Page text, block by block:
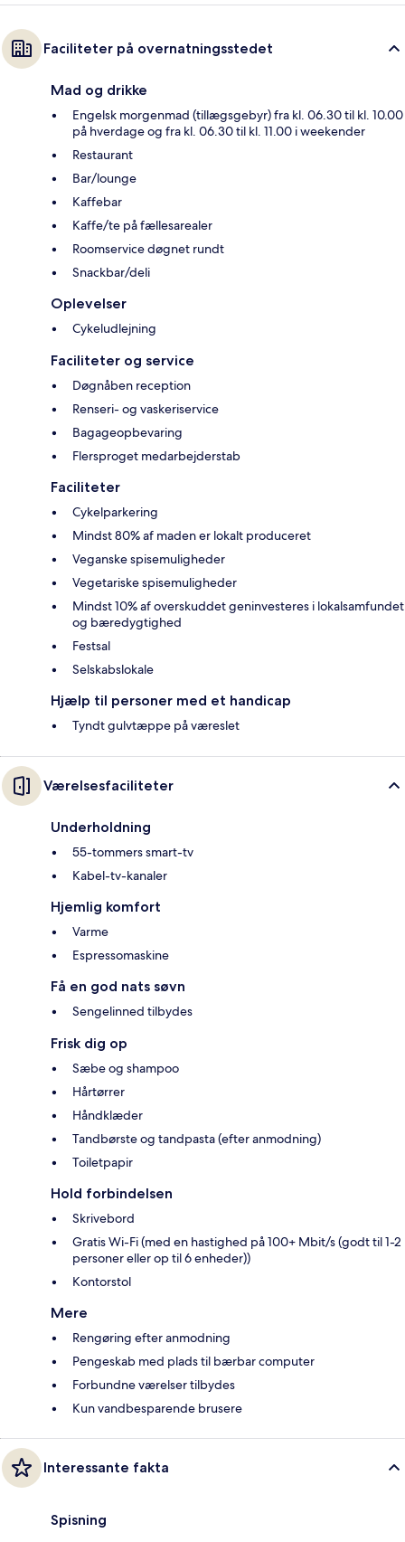
Faciliteter på overnatningsstedet
Mad og drikke
Engelsk morgenmad (tillægsgebyr) fra kl. 06.30 til kl. 10.00
på hverdage og fra kl. 06.30 til kl. 11.00 i weekender
Restaurant
Bar/lounge
Kaffebar
Kaffe/te på fællesarealer
Roomservice døgnet rundt
Snackbar/deli
Oplevelser
Cykeludlejning
Faciliteter og service
Døgnåben reception
Renseri- og vaskeriservice
Bagageopbevaring
Flersproget medarbejderstab
Faciliteter
Cykelparkering
Mindst 80% af maden er lokalt produceret
Veganske spisemuligheder
Vegetariske spisemuligheder
Mindst 10% af overskuddet geninvesteres i lokalsamfundet
og bæredygtighed
Festsal
Selskabslokale
Hjælp til personer med et handicap
Tyndt gulvtæppe på væreslet
Værelsesfaciliteter
Underholdning
55-tommers smart-tv
Kabel-tv-kanaler
Hjemlig komfort
Varme
Espressomaskine
Få en god nats søvn
Sengelinned tilbydes
Frisk dig op
Sæbe og shampoo
Hårtørrer
Håndklæder
Tandbørste og tandpasta (efter anmodning)
Toiletpapir
Hold forbindelsen
Skrivebord
Gratis Wi-Fi (med en hastighed på 100+ Mbit/s (godt til 1-2
personer eller op til 6 enheder))
Kontorstol
Mere
Rengøring efter anmodning
Pengeskab med plads til bærbar computer
Forbundne værelser tilbydes
Kun vandbesparende brusere
Interessante fakta
Spisning